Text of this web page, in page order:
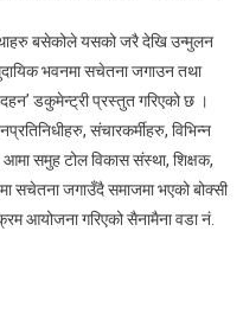
बसेकोले यसको जरै देखि उन्मुलन
भवनमा सचेतना जगाउन तथा
दहन’ डकुमेन्ट्री प्रस्तुत गरिएको छ ।
संचारकर्मीहरु, विभिन्न
आमा समुह टोल विकास संस्था, शिक्षक,
सचेतना जगाउँदै समाजमा भएको बोक्सी
आयोजना गरिएको सैनामैना वडा नं.